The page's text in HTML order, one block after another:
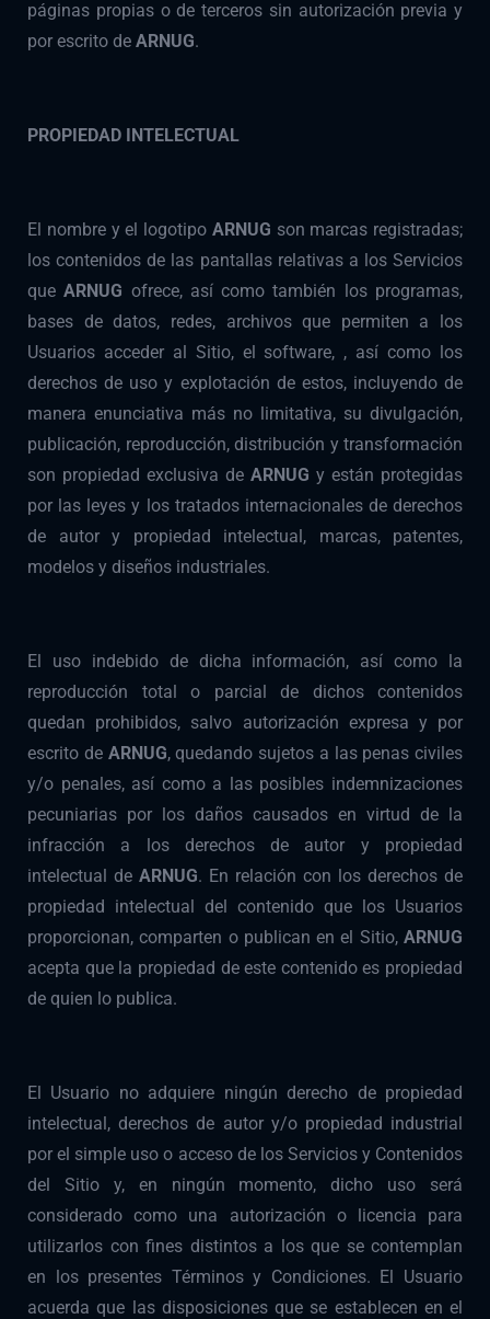
páginas propias o de terceros sin autorización previa y
por escrito de ARNUG.
PROPIEDAD INTELECTUAL
El nombre y el logotipo ARNUG son marcas registradas;
los contenidos de las pantallas relativas a los Servicios
queARNUG ofrece, así como también los programas,
bases de datos, redes, archivos que permiten a los
Usuarios acceder al Sitio, el software, , así como los
derechos de uso y explotación de estos, incluyendo de
manera enunciativa más no limitativa, su divulgación,
publicación, reproducción, distribución y transformación
son propiedad exclusiva de ARNUG y están protegidas
por las leyes y los tratados internacionales de derechos
de autor y propiedad intelectual, marcas, patentes,
modelos y diseños industriales.
El uso indebido de dicha información, así como la
reproducción total o parcial de dichos contenidos
quedan prohibidos, salvo autorización expresa y por
escrito de ARNUG, quedando sujetos a las penas civiles
y/o penales, así como a las posibles indemnizaciones
pecuniarias por los daños causados en virtud de la
infracción a los derechos de autor y propiedad
intelectual de ARNUG. En relación con los derechos de
propiedad intelectual del contenido que los Usuarios
proporcionan, comparten o publican en el Sitio, ARNUG
acepta que la propiedad de este contenido es propiedad
de quien lo publica.
El Usuario no adquiere ningún derecho de propiedad
intelectual, derechos de autor y/o propiedad industrial
por el simple uso o acceso de los Servicios y Contenidos
del Sitio y, en ningún momento, dicho uso será
considerado como una autorización o licencia para
utilizarlos con fines distintos a los que se contemplan
en los presentes Términos y Condiciones. El Usuario
acuerda que las disposiciones que se establecen en el